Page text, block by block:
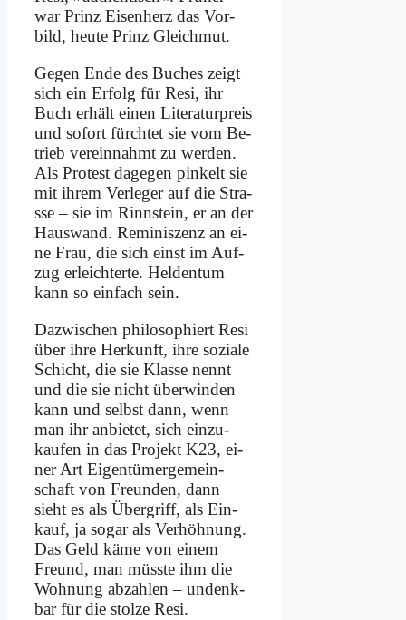
war Prinz Ei­sen­herz das Vor­
bild, heu­te Prinz Gleich­mut.
Ge­gen En­de des Bu­ches zeigt
sich ein Er­folg für Re­si, ihr
Buch er­hält ei­nen Li­te­ra­tur­preis
und so­fort fürch­tet sie vom Be­
trieb ver­ein­nahmt zu wer­den.
Als Pro­test da­ge­gen pin­kelt sie
mit ih­rem Ver­le­ger auf die Stra­
sse – sie im Rinn­stein, er an der
Haus­wand. Re­mi­nis­zenz an ei­
ne Frau, die sich einst im Auf­
zug er­leich­ter­te. Hel­den­tum
kann so ein­fach sein.
Da­zwi­schen phi­lo­so­phiert Re­si
über ih­re Her­kunft, ih­re so­zia­le
Schicht, die sie Klas­se nennt
und die sie nicht über­win­den
kann und selbst dann, wenn
man ihr an­bie­tet, sich ein­zu­
kau­fen in das Pro­jekt K23, ei­
ner Art Ei­gen­tü­mer­ge­mein­
schaft von Freun­den, dann
sieht es als Über­griff, als Ein­
kauf, ja so­gar als Ver­höh­nung.
Das Geld kä­me von ei­nem
Freund, man müss­te ihm die
Woh­nung ab­zah­len – un­denk­
bar für die stol­ze Re­si.